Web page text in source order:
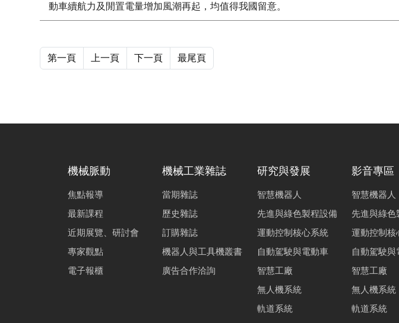
動車續航力及閒置電量增加風潮再起，均值得我國留意。
第一頁 上一頁 下一頁 最尾頁
機械脈動
焦點報導
最新課程
近期展覽、研討會
專家觀點
電子報櫃
機械工業雜誌
當期雜誌
歷史雜誌
訂購雜誌
機器人與工具機叢書
廣告合作洽詢
研究與發展
智慧機器人
先進與綠色製程設備
運動控制核心系統
自動駕駛與電動車
智慧工廠
無人機系統
軌道系統
影音專區
智慧機器人
先進與綠色
運動控制核
自動駕駛與
智慧工廠
無人機系統
軌道系統